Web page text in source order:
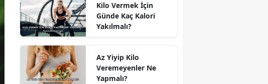
Kilo Vermek İçin
Günde Kaç Kalori
Yakılmalı?
Az Yiyip Kilo
Veremeyenler Ne
Yapmalı?